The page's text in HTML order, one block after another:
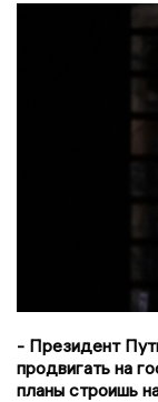
- Президент
продвигать на
планы строишь